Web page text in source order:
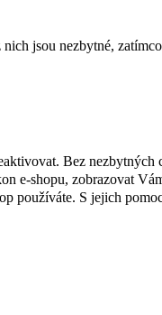
jsou nezbytné,
Bez
e-shopu, zobrazovat
používáte. S jejich